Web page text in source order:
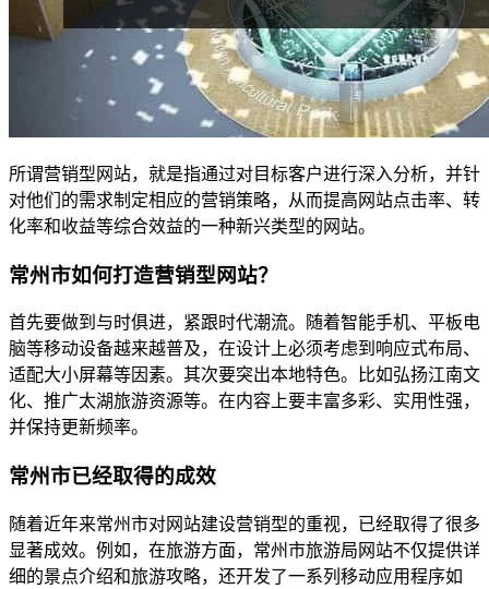
所谓营销型网站，就是指通过对目标客户进行深入分析，并针
对他们的需求制定相应的营销策略，从而提高网站点击率、转
化率和收益等综合效益的一种新兴类型的网站。
常州市如何打造营销型网站？
首先要做到与时俱进，紧跟时代潮流。随着智能手机、平板电
脑等移动设备越来越普及，在设计上必须考虑到响应式布局、
适配大小屏幕等因素。其次要突出本地特色。比如弘扬江南文
化、推广太湖旅游资源等。在内容上要丰富多彩、实用性强，
并保持更新频率。
常州市已经取得的成效
随着近年来常州市对网站建设营销型的重视，已经取得了很多
显著成效。例如，在旅游方面，常州市旅游局网站不仅提供详
细的景点介绍和旅游攻略，还开发了一系列移动应用程序如